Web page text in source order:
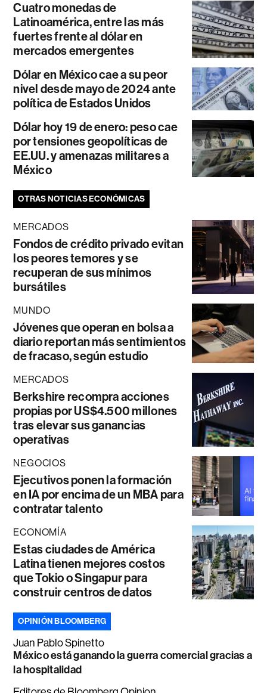
Cuatro monedas de
Latinoamérica, entre las más
fuertes frente al dólar en
mercados emergentes
Dólar en México cae a su peor
nivel desde mayo de 2024 ante
política de Estados Unidos
Dólar hoy 19 de enero: peso cae
por tensiones geopolíticas de
EE.UU. y amenazas militares a
México
OTRAS NOTICIAS ECONÓMICAS
MERCADOS
Fondos de crédito privado evitan
los peores temores y se
recuperan de sus mínimos
bursátiles
MUNDO
Jóvenes que operan en bolsa a
diario reportan más sentimientos
de fracaso, según estudio
MERCADOS
Berkshire recompra acciones
propias por US$4.500 millones
tras elevar sus ganancias
operativas
NEGOCIOS
Ejecutivos ponen la formación
en IA por encima de un MBA para
contratar talento
ECONOMÍA
Estas ciudades de América
Latina tienen mejores costos
que Tokio o Singapur para
construir centros de datos
OPINIÓN BLOOMBERG
Juan Pablo Spinetto
México está ganando la guerra comercial gracias a
la hospitalidad